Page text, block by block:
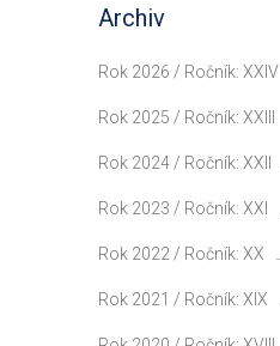
Archiv
Rok 2026 / Ročník: XXIV
Rok 2025 / Ročník: XXIII
Rok 2024 / Ročník: XXII
Rok 2023 / Ročník: XXI
Rok 2022 / Ročník: XX
Rok 2021 / Ročník: XIX